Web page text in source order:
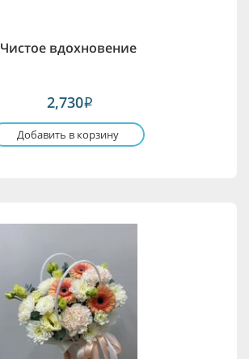
Чистое вдохновение
2,730i
Добавить в корзину